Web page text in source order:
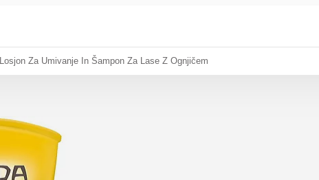
Losjon Za Umivanje In Šampon Za Lase Z Ognjičem